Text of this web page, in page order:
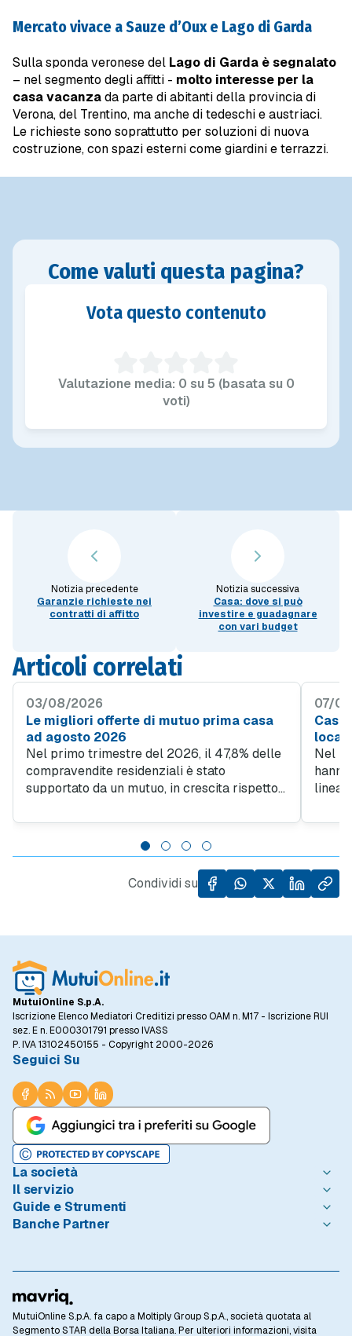
Mercato vivace a Sauze d’Oux e Lago di Garda
Sulla sponda veronese del Lago di Garda è segnalato
– nel segmento degli affitti - molto interesse per la
casa vacanzada parte di abitanti della provincia di
Verona, del Trentino, ma anche di tedeschi e austriaci.
Le richieste sono soprattutto per soluzioni di nuova
costruzione, con spazi esterni come giardini e terrazzi.
Come valuti questa pagina?
Vota questo contenuto
Valutazione media: 0 su 5 (basata su 0
voti)
Notizia precedente
Garanzie richieste nei
contratti di affitto
Notizia successiva
Casa: dove si può
investire e guadagnare
con vari budget
Articoli correlati
03/08/2026
Le migliori offerte di mutuo prima casa
ad agosto 2026
Nel primo trimestre del 2026, il 47,8% delle
compravendite residenziali è stato
supportato da un mutuo, in crescita rispetto
trend evidenzia quanto sia importante
l'accesso al credito per facilitare l'acquisto
di case, specialmente in un contesto in cui il
prezzo al metro quadro degli immobili ha
registrato un incremento del 5,5% rispetto
07/
Case
Nel
linea
di
che
Condividi su
MutuiOnline S.p.A.
Iscrizione Elenco Mediatori Creditizi presso OAM n. M17 - Iscrizione RUI
sez. E n. E000301791 presso IVASS
P. IVA 13102450155 - Copyright 2000-2026
Seguici Su
La società
Chi è MutuiOnline.it
Contatta MutuiOnline.it
Opinioni degli Utenti
Linee guida editoriali
Rassegna Stampa
Lavora con Noi
Investor Relations
Il servizio
Come Funziona
Condizioni di Utilizzo
Privacy
Informativa Cookie
Preferenze Cookie
Privacy Banche Partner
Guide e Strumenti
Guide Mutui
Mutuo 100 prima casa
Calcolo Rata Mutuo
Osservatorio Tassi
Domande Frequenti
Banche Partner
BNL - BNP Paribas
BPER Banca
CheBanca!
MutuiOnline S.p.A. fa capo a Moltiply Group S.p.A., società quotata al
Segmento STAR della Borsa Italiana. Per ulteriori informazioni, visita